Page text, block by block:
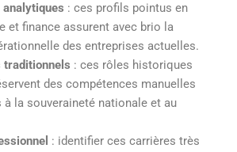
: ces profils pointus en
et finance assurent avec brio la
des entreprises actuelles.
traditionnels : ces rôles historiques
des compétences manuelles
la souveraineté nationale et au
: identifier ces carrières très